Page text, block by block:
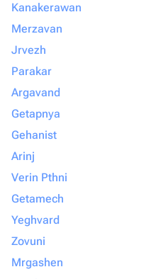
Kanakerawan
Merzavan
Jrvezh
Parakar
Argavand
Getapnya
Gehanist
Arinj
Verin Pthni
Getamech
Yeghvard
Zovuni
Mrgashen